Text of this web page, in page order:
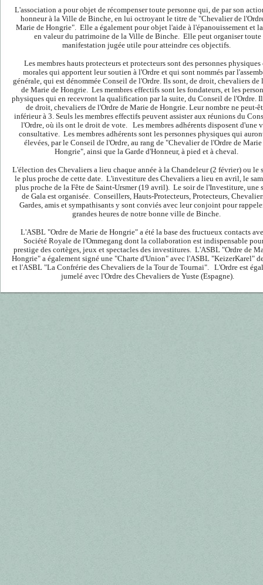
L'association a pour objet de récompenser toute personne qui, de par son
honneur à la Ville de Binche, en lui octroyant le titre de "Chevalier de
Marie de Hongrie". Elle a également pour objet l'aide à l'épanouissement et
en valeur du patrimoine de la Ville de Binche. Elle peut organiser toute
manifestation jugée utile pour atteindre ces objectifs.
Les membres hauts protecteurs et protecteurs sont des personnes physiques
morales qui apportent leur soutien à l'Ordre et qui sont nommés par
générale, qui est dénommée Conseil de l'Ordre. Ils sont, de droit, chevaliers de
de Marie de Hongrie. Les membres effectifs sont les fondateurs, et les
physiques qui en recevront la qualification par la suite, du Conseil de l'Ordre.
de droit, chevaliers de l'Ordre de Marie de Hongrie. Leur nombre ne peut-
inférieur à 3. Seuls les membres effectifs peuvent assister aux réunions du
l'Ordre, où ils ont le droit de vote. Les membres adhérents disposent d'une
consultative. Les membres adhérents sont les personnes physiques qui
élevées, par le Conseil de l'Ordre, au rang de "Chevalier de l'Ordre de Marie
Hongrie", ainsi que la Garde d'Honneur, à pied et à cheval.
L'élection des Chevaliers a lieu chaque année à la Chandeleur (2 février) ou le
le plus proche de cette date. L'investiture des Chevaliers a lieu en avril, le
plus proche de la Fête de Saint-Ursmer (19 avril). Le soir de l'Investiture, une
de Gala est organisée. Conseillers, Hauts-Protecteurs, Protecteurs,
Gardes, amis et sympathisants y sont conviés avec leur conjoint pour
grandes heures de notre bonne ville de Binche.
L'ASBL "Ordre de Marie de Hongrie" a été la base des fructueux contacts
Société Royale de l'Ommegang dont la collaboration est indispensable
prestige des cortèges, jeux et spectacles des investitures. L'ASBL "Ordre de
Hongrie" a également signé une "Charte d'Union" avec l'ASBL "KeizerKarel"
et l'ASBL "La Confrérie des Chevaliers de la Tour de Tournai". L'Ordre est
jumelé avec l'Ordre des Chevaliers de Yuste (Espagne).